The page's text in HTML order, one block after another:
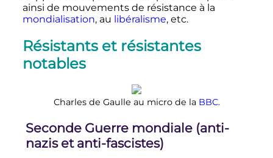
ainsi de mouvements de résistance à la
mondialisation, au libéralisme, etc.
Résistants et résistantes
notables
Charles de Gaulle au micro de la BBC.
Seconde Guerre mondiale (anti-
nazis et anti-fascistes)